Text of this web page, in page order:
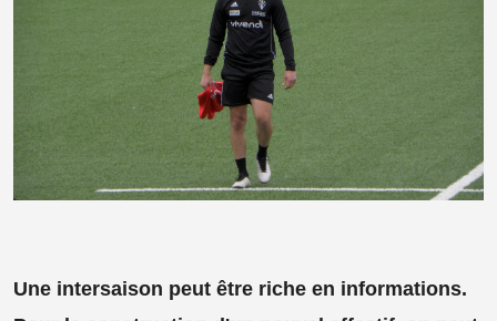
Une intersaison peut être riche en informations.